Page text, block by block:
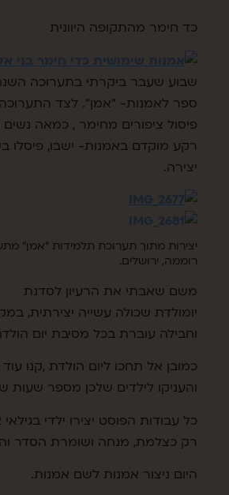
כד חימר מהתקופה היוונית
שבוע שעבר ביקרתי בתערוכה
ספר לאמנות- "אמן". לצד
פיסול ציפורים מחימר , כמאה נשים
רקע מוקדם באמנות- ישבו, פיסלו
יצירה.
יצירות מתוך תערוכת תלמידות "אמן"
רוממה, ירושלים.
משם שאבתי את הרעיון לסדנת
יומולדת שכולה עשייה יצירתית,
וחבילה עוברת בכל מסיבת יום
כמובן אל תחכו ליום הולדת ,קנו
והעניקו לילדים שלכן מספר שעות
רק כצלמת, מנחה ושומרת הסדר
היום ניצור אמנות לשם אמנות.